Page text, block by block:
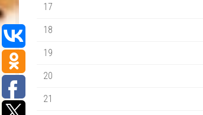
17
18
19
20
21